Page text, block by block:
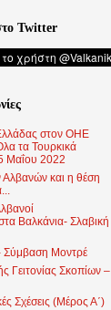
Twitter
στον ΟΗΕ
τα Τουρκικά
Μαΐου 2022
και η θέση
Βαλκάνια- Σλαβική
Σύμβαση Μοντρέ
Γειτονίας Σκοπίων –
Σχέσεις (Mέρος Α΄)